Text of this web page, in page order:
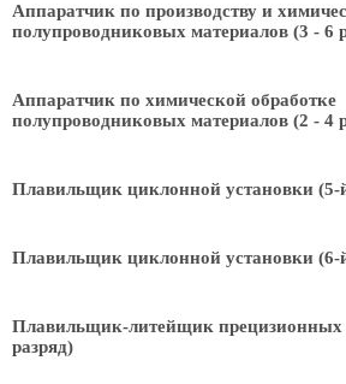
Аппаратчик по производству и
полупроводниковых материалов (3 - 6
Аппаратчик по химической обработке
полупроводниковых материалов (2 - 4
Плавильщик циклонной установки (5-
Плавильщик циклонной установки (6-
Плавильщик-литейщик прецизионных
разряд)